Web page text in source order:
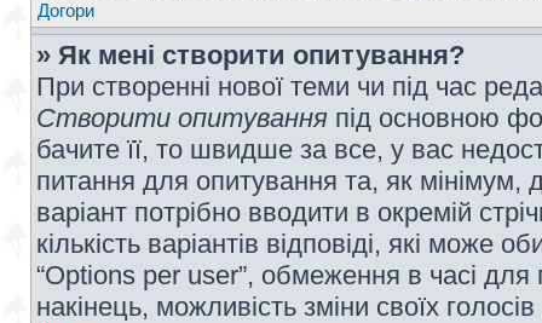
Догори
» Як мені створити опитування?
При створенні нової теми чи під час
Створити опитування під основною
бачите її, то швидше за все, у вас
питання для опитування та, як мінімум,
варіант потрібно вводити в окремій
кількість варіантів відповіді, які може
“Options per user”, обмеження в часі для
накінець, можливість зміни своїх